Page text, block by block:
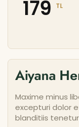
Aiyana
Maxime minus
excepturi dolor
blanditiis
179 TL